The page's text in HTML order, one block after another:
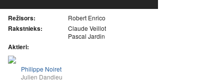
Režisors: Robert Enrico
Rakstnieks:
Claude Veillot
Pascal Jardin
Aktieri:
Philippe Noiret
Julien Dandieu